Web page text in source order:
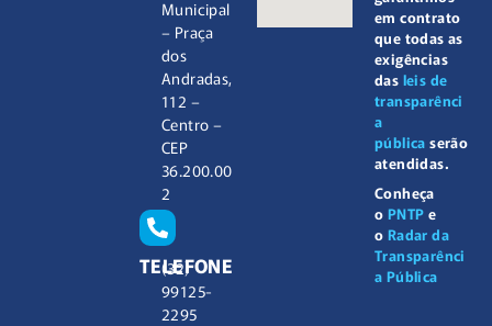
Municipal
– Praça
dos
Andradas,
112 –
Centro –
CEP
36.200.00
2
TELEFONE
(32)
99125-
2295
em contrato
que todas as
exigências
das leis de
transparênci
a
pública serão
atendidas.
Conheça
o PNTP e
o Radar da
Transparênci
a Pública